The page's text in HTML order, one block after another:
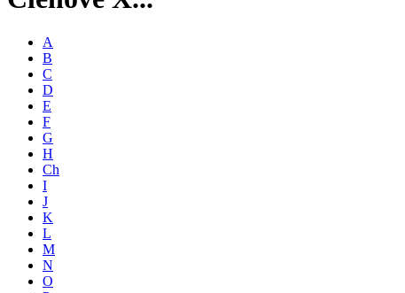
A
B
C
D
E
F
G
H
Ch
I
J
K
L
M
N
O